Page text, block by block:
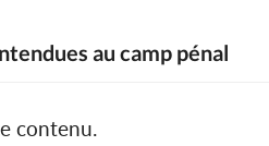
au camp pénal
contenu.